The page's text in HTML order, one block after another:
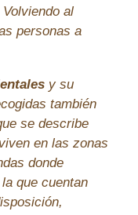
al
personas a
y su
también
se describe
en las zonas
donde
que cuentan